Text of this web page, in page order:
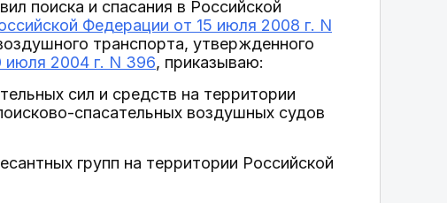
поиска и спасания в Российской
Федерации от 15 июля 2008 г. N
транспорта, утвержденного
июля 2004 г. N 396, приказываю:
сил и средств на территории
спасательных воздушных судов
групп на территории Российской